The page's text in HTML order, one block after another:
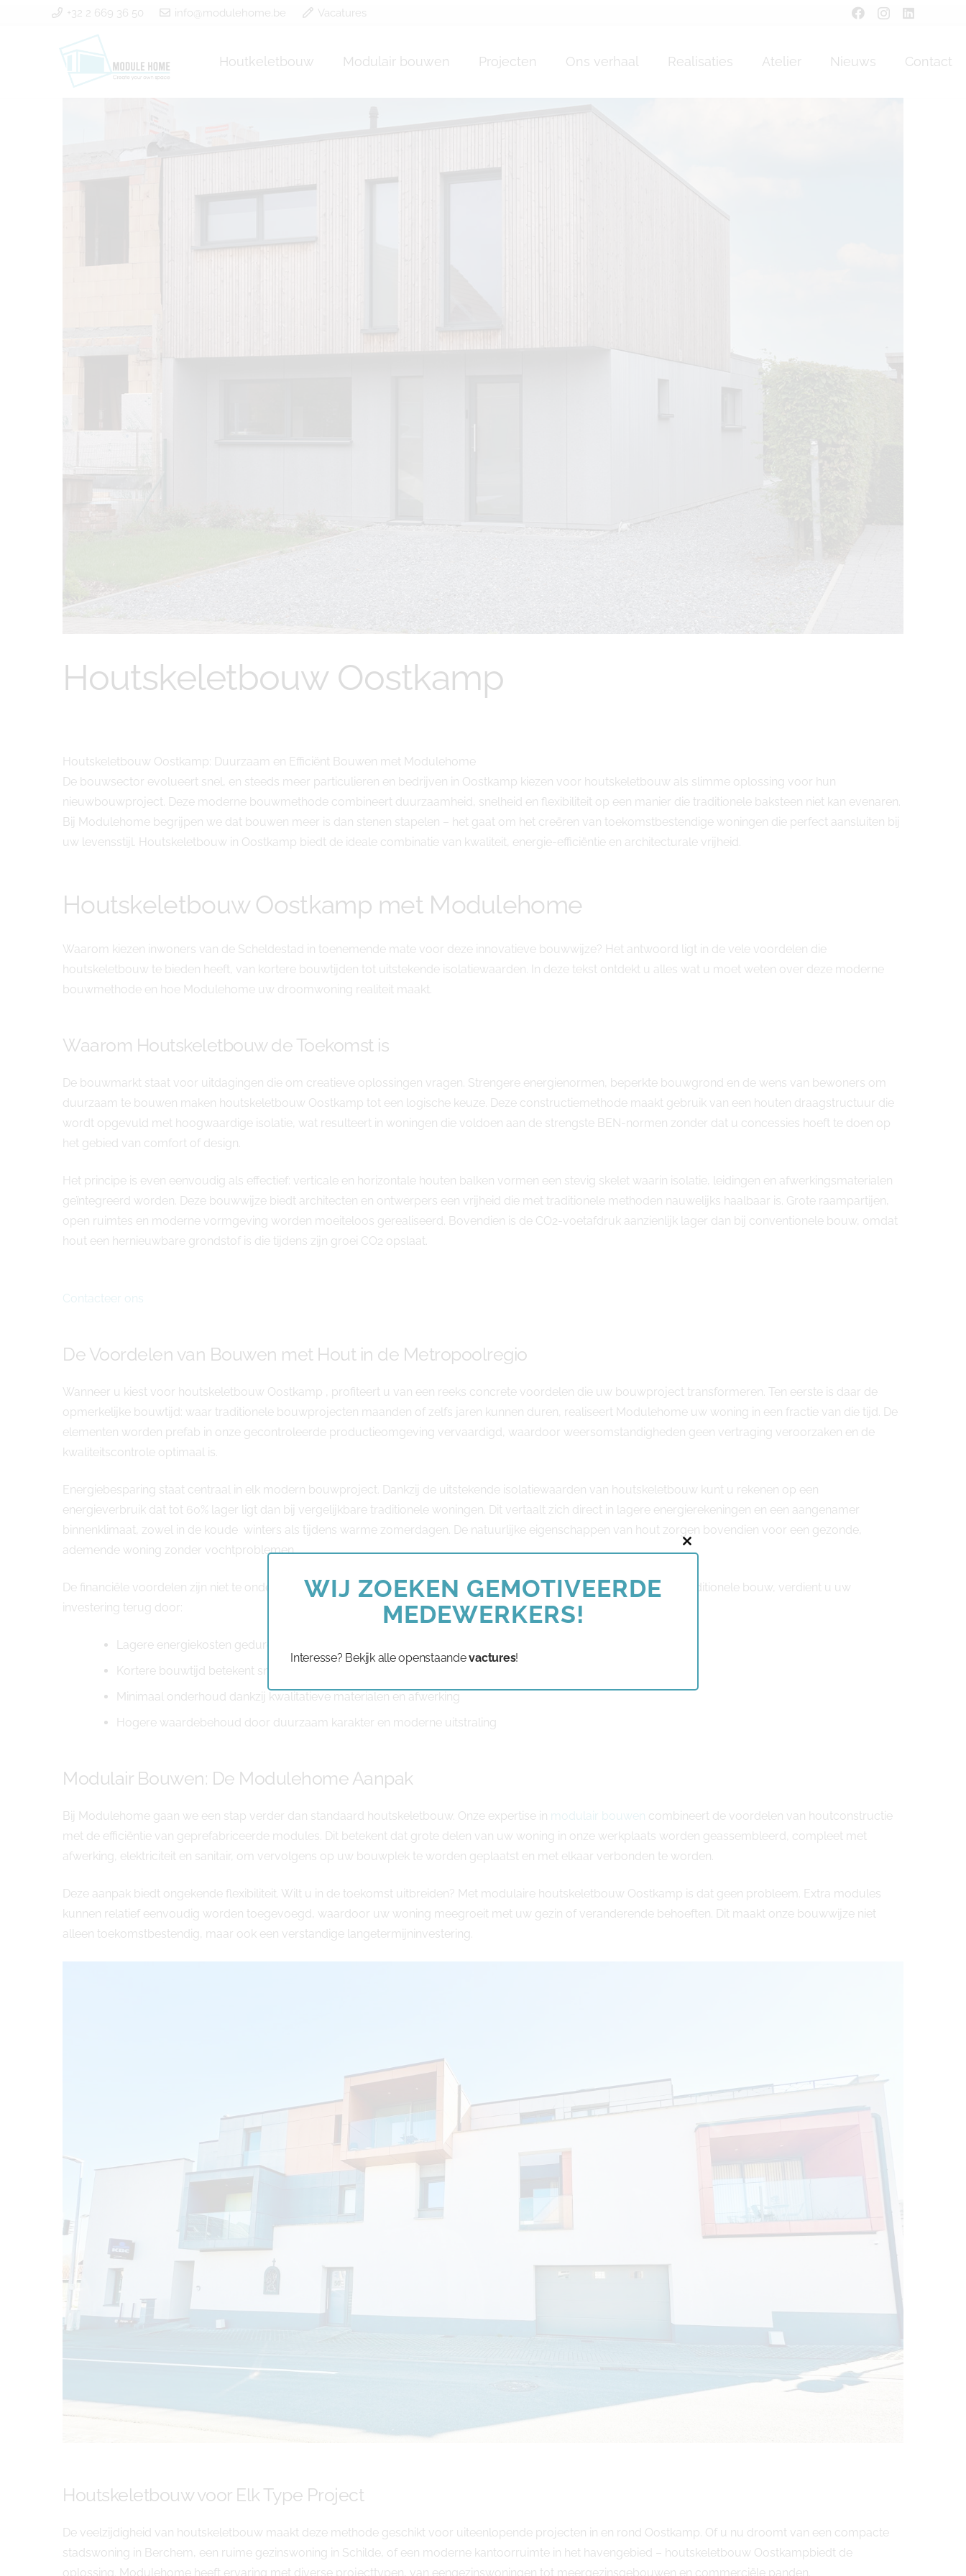
+32 2 669 36 50 info@modulehome.be Vacatures
Houtkeletbouw Modulair bouwen Projecten Ons verhaal Realisaties Atelier Nieuws Contact
Houtskeletbouw Oostkamp
Houtskeletbouw Oostkamp: Duurzaam en Efficiënt Bouwen met Modulehome
De bouwsector evolueert snel, en steeds meer particulieren en bedrijven in Oostkamp kiezen voor houtskeletbouw als slimme oplossing voor hun
nieuwbouwproject. Deze moderne bouwmethode combineert duurzaamheid, snelheid en flexibiliteit op een manier die traditionele baksteen niet kan evenaren.
Bij Modulehome begrijpen we dat bouwen meer is dan stenen stapelen – het gaat om het creëren van toekomstbestendige woningen die perfect aansluiten bij
uw levensstijl. Houtskeletbouw in Oostkamp biedt de ideale combinatie van kwaliteit, energie-efficiëntie en architecturale vrijheid.
Houtskeletbouw Oostkamp met Modulehome
Waarom kiezen inwoners van de Scheldestad in toenemende mate voor deze innovatieve bouwwijze? Het antwoord ligt in de vele voordelen die
houtskeletbouw te bieden heeft, van kortere bouwtijden tot uitstekende isolatiewaarden. In deze tekst ontdekt u alles wat u moet weten over deze moderne
bouwmethode en hoe Modulehome uw droomwoning realiteit maakt.
Waarom Houtskeletbouw de Toekomst is
De bouwmarkt staat voor uitdagingen die om creatieve oplossingen vragen. Strengere energienormen, beperkte bouwgrond en de wens van bewoners om
duurzaam te bouwen maken houtskeletbouw Oostkamp tot een logische keuze. Deze constructiemethode maakt gebruik van een houten draagstructuur die
wordt opgevuld met hoogwaardige isolatie, wat resulteert in woningen die voldoen aan de strengste BEN-normen zonder dat u concessies hoeft te doen op
het gebied van comfort of design.
Het principe is even eenvoudig als effectief: verticale en horizontale houten balken vormen een stevig skelet waarin isolatie, leidingen en afwerkingsmaterialen
geïntegreerd worden. Deze bouwwijze biedt architecten en ontwerpers een vrijheid die met traditionele methoden nauwelijks haalbaar is. Grote raampartijen,
open ruimtes en moderne vormgeving worden moeiteloos gerealiseerd. Bovendien is de CO2-voetafdruk aanzienlijk lager dan bij conventionele bouw, omdat
hout een hernieuwbare grondstof is die tijdens zijn groei CO2 opslaat.
Contacteer ons
De Voordelen van Bouwen met Hout in de Metropoolregio
Wanneer u kiest voor houtskeletbouw Oostkamp , profiteert u van een reeks concrete voordelen die uw bouwproject transformeren. Ten eerste is daar de
opmerkelijke bouwtijd: waar traditionele bouwprojecten maanden of zelfs jaren kunnen duren, realiseert Modulehome uw woning in een fractie van die tijd. De
elementen worden prefab in onze gecontroleerde productieomgeving vervaardigd, waardoor weersomstandigheden geen vertraging veroorzaken en de
kwaliteitscontrole optimaal is.
Energiebesparing staat centraal in elk modern bouwproject. Dankzij de uitstekende isolatiewaarden van houtskeletbouw kunt u rekenen op een
energieverbruik dat tot 60% lager ligt dan bij vergelijkbare traditionele woningen. Dit vertaalt zich direct in lagere energierekeningen en een aangenamer
binnenklimaat, zowel in de koude winters als tijdens warme zomerdagen. De natuurlijke eigenschappen van hout zorgen bovendien voor een gezonde,
ademende woning zonder vochtproblemen.
De financiële voordelen zijn niet te onderschatten. Hoewel de initiële investeringskosten vergelijkbaar kunnen zijn met traditionele bouw, verdient u uw
investering terug door:
Lagere energiekosten gedurende de volledige levensduur van uw woning
Kortere bouwtijd betekent sneller bewoonbaar en minder financieringskosten
Minimaal onderhoud dankzij kwalitatieve materialen en afwerking
Hogere waardebehoud door duurzaam karakter en moderne uitstraling
Modulair Bouwen: De Modulehome Aanpak
Bij Modulehome gaan we een stap verder dan standaard houtskeletbouw. Onze expertise in modulair bouwen combineert de voordelen van houtconstructie
met de efficiëntie van geprefabriceerde modules. Dit betekent dat grote delen van uw woning in onze werkplaats worden geassembleerd, compleet met
afwerking, elektriciteit en sanitair, om vervolgens op uw bouwplek te worden geplaatst en met elkaar verbonden te worden.
Deze aanpak biedt ongekende flexibiliteit. Wilt u in de toekomst uitbreiden? Met modulaire houtskeletbouw Oostkamp is dat geen probleem. Extra modules
kunnen relatief eenvoudig worden toegevoegd, waardoor uw woning meegroeit met uw gezin of veranderende behoeften. Dit maakt onze bouwwijze niet
alleen toekomstbestendig, maar ook een verstandige langetermijninvestering.
Houtskeletbouw voor Elk Type Project
De veelzijdigheid van houtskeletbouw maakt deze methode geschikt voor uiteenlopende projecten in en rond Oostkamp. Of u nu droomt van een compacte
stadswoning in Berchem, een ruime gezinswoning in Schilde, of een moderne kantoorruimte in het havengebied – houtskeletbouw Oostkampbiedt de
oplossing. Modulehome heeft ervaring met diverse projecttypen, van eengezinswoningen tot meergezinsgebouwen en commerciële panden.
Close
module
WIJ ZOEKEN GEMOTIVEERDE
MEDEWERKERS!
Interesse? Bekijk alle openstaandevactures!